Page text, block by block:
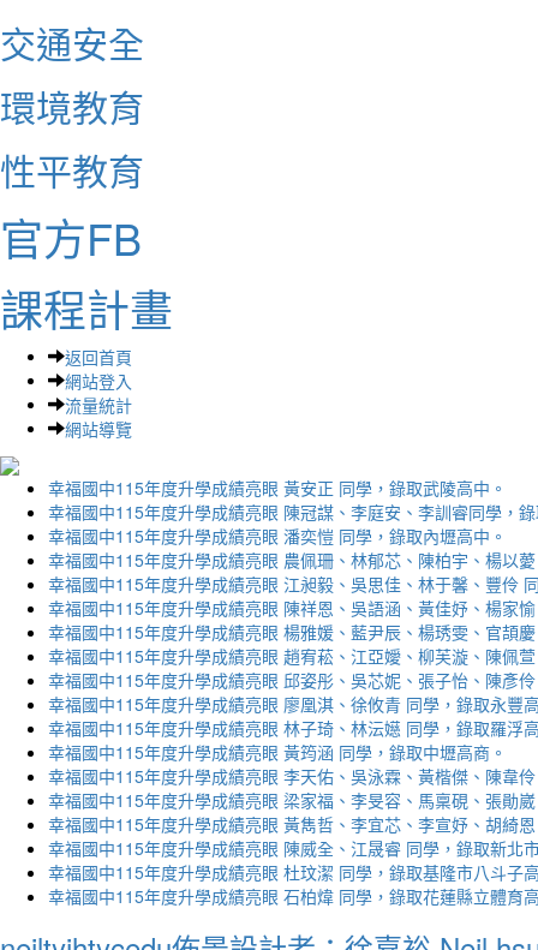
交通安全
環境教育
性平教育
官方FB
課程計畫
返回首頁
網站登入
流量統計
網站導覽
幸福國中115年度升學成績亮眼 黃安正 同學，錄取武陵高中。
幸福國中115年度升學成績亮眼 陳冠謀、李庭安、李訓睿同學，
幸福國中115年度升學成績亮眼 潘奕愷 同學，錄取內壢高中。
幸福國中115年度升學成績亮眼 農佩珊、林郁芯、陳柏宇、楊以
幸福國中115年度升學成績亮眼 江昶毅、吳思佳、林于馨、豐伶
幸福國中115年度升學成績亮眼 陳祥恩、吳語涵、黃佳妤、楊家
幸福國中115年度升學成績亮眼 楊雅媛、藍尹辰、楊琇雯、官頡
幸福國中115年度升學成績亮眼 趙宥菘、江亞嬡、柳芙漩、陳佩
幸福國中115年度升學成績亮眼 邱姿彤、吳芯妮、張子怡、陳彥
幸福國中115年度升學成績亮眼 廖凰淇、徐攸青 同學，錄取永豐
幸福國中115年度升學成績亮眼 林子琦、林沄嬨 同學，錄取羅浮
幸福國中115年度升學成績亮眼 黃筠涵 同學，錄取中壢高商。
幸福國中115年度升學成績亮眼 李天佑、吳泳霖、黃楷傑、陳韋
幸福國中115年度升學成績亮眼 梁家福、李旻容、馬稟硯、張勛
幸福國中115年度升學成績亮眼 黃雋哲、李宜芯、李宣妤、胡綺
幸福國中115年度升學成績亮眼 陳威全、江晟睿 同學，錄取新北
幸福國中115年度升學成績亮眼 杜玟潔 同學，錄取基隆市八斗子
幸福國中115年度升學成績亮眼 石柏煒 同學，錄取花蓮縣立體育